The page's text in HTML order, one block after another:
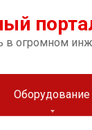
в огромном
Оборудование